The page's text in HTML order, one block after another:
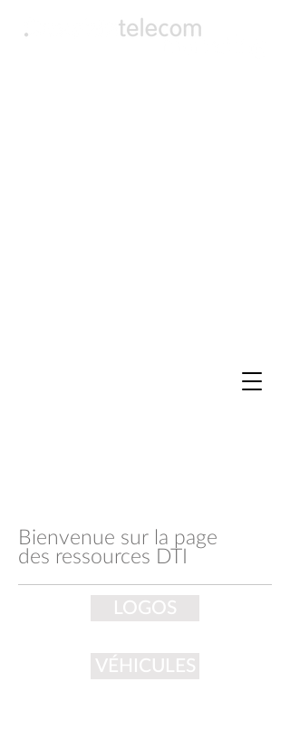
Bienvenue sur la page
des ressources DTI
LOGOS
VÉHICULES